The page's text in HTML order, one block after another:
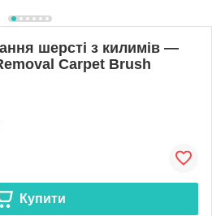
шерсті з килимів —
Carpet Brush
Купити